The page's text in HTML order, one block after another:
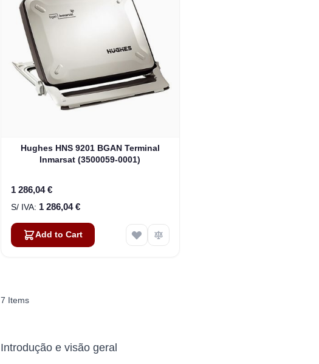
Hughes HNS 9201 BGAN Terminal
Inmarsat (3500059-0001)
1 286,04 €
1 286,04 €
Add to Cart
7 Items
Introdução e visão geral